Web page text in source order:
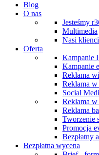
Blog
O nas
Jesteśmy
Multimedia
Nasi klienci
Oferta
Kampanie
Kampanie
Reklama
Reklama w
Social
Reklama
Reklama
Tworzenie
Promocja
Bezpłatny
Bezpłatna wycena